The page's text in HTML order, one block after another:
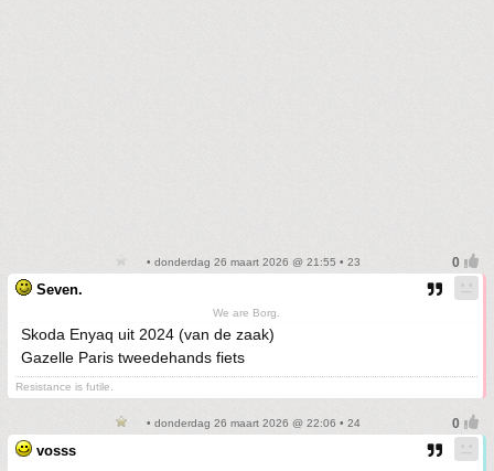
• donderdag 26 maart 2026 @ 21:55 • 23
Seven.
We are Borg.
Skoda Enyaq uit 2024 (van de zaak)
Gazelle Paris tweedehands fiets
Resistance is futile.
• donderdag 26 maart 2026 @ 22:06 • 24
vosss